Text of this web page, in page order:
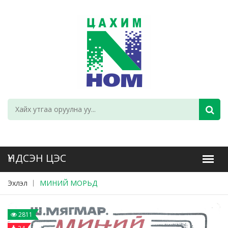
Эхлэл МИНИЙ МОРЬД
2811